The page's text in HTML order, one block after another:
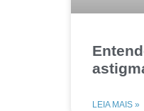
LEIA MAIS »